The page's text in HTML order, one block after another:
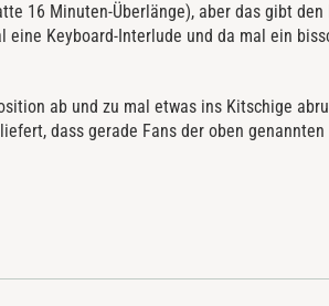
16 Minuten-Überlänge), aber das gibt
eine Keyboard-Interlude und da mal ein
ab und zu mal etwas ins Kitschige
dass gerade Fans der oben